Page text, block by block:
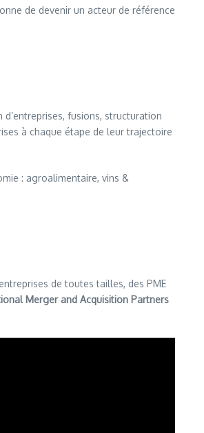
de devenir un acteur de référence
fusions, structuration
à chaque étape de leur trajectoire
: agroalimentaire, vins &
de toutes tailles, des PME
Merger and Acquisition Partners